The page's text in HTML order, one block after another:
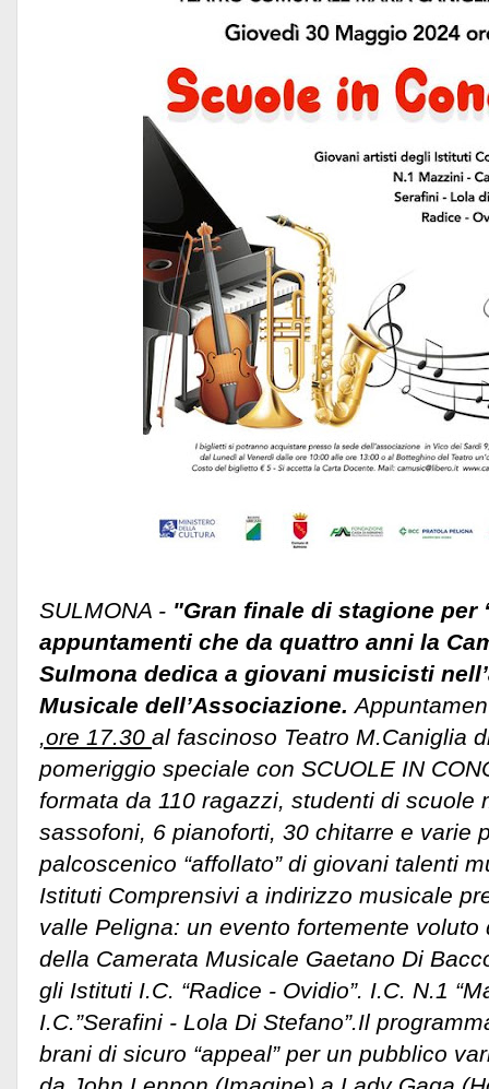
SULMONA - "Gran finale di stagione per
appuntamenti che da quattro anni la
Sulmona dedica a giovani musicisti
Musicale dell’Associazione.
,ore 17.30 al fascinoso Teatro M.Caniglia
pomeriggio speciale con SCUOLE IN
formata da 110 ragazzi, studenti di scuole
sassofoni, 6 pianoforti, 30 chitarre e varie
palcoscenico “affollato” di giovani talenti
Istituti Comprensivi a indirizzo musicale
valle Peligna: un evento fortemente
della Camerata Musicale Gaetano Di
gli Istituti I.C. “Radice - Ovidio”. I.C. N.1
I.C.”Serafini - Lola Di Stefano”. Il
brani di sicuro “appeal” per un pubblico